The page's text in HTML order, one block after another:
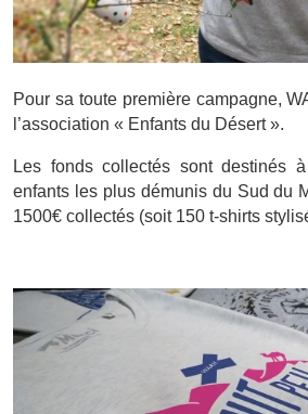
Pour sa toute première campagne,
l’association « Enfants du Désert ».
Les fonds collectés sont destinés
enfants les plus démunis du Sud du
1500€ collectés (soit 150 t-shirts